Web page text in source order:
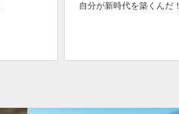
自分が新時代を築くんだ！